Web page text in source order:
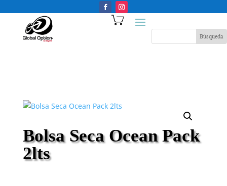
Bolsa Seca Ocean Pack
2lts